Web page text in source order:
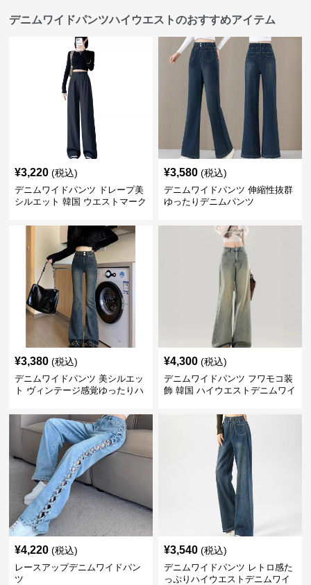
デニムワイドパンツハイウエストのおすすめアイテム
¥3,220 (税込)
デニムワイドパンツ ドレープ美
シルエット 韓国 ウエストマーク
¥3,580 (税込)
デニムワイドパンツ 伸縮性抜群
ゆったりデニムパンツ
¥3,380 (税込)
デニムワイドパンツ 美シルエッ
ト ヴィンテージ感覚ゆったりハ
¥4,300 (税込)
デニムワイドパンツ フワモコ装
飾 韓国 ハイウエストデニムワイ
¥4,220 (税込)
レースアップデニムワイドパン
ツ
¥3,540 (税込)
デニムワイドパンツ レトロ感た
っぷりハイウエストデニムワイ